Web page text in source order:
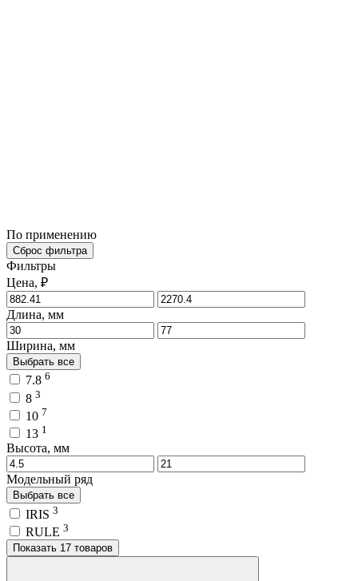
По применению
Сброс фильтра
Фильтры
Цена, ₽
Длина, мм
Ширина, мм
Выбрать все
7.8 6
8 3
10 7
13 1
Высота, мм
Модельный ряд
Выбрать все
IRIS 3
RULE 3
Показать 17 товаров